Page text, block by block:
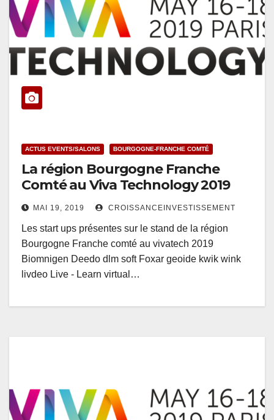
ACTUS EVENTS/SALONS BOURGOGNE-FRANCHE COMTÉ
La région Bourgogne Franche
Comté au Viva Technology 2019
MAI 19, 2019 CROISSANCEINVESTISSEMENT
Les start ups présentes sur le stand de la région
Bourgogne Franche comté au vivatech 2019
Biomnigen Deedo dlm soft Foxar geoide kwik wink
livdeo Live - Learn virtual…